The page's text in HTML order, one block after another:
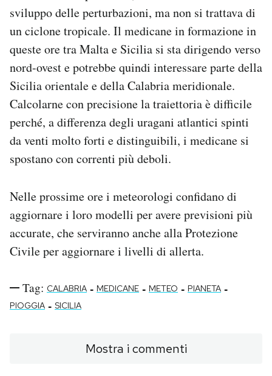
sviluppo delle perturbazioni, ma non si trattava di
un ciclone tropicale. Il medicane in formazione in
queste ore tra Malta e Sicilia si sta dirigendo verso
nord-ovest e potrebbe quindi interessare parte della
Sicilia orientale e della Calabria meridionale.
Calcolarne con precisione la traiettoria è difficile
perché, a differenza degli uragani atlantici spinti
da venti molto forti e distinguibili, i medicane si
spostano con correnti più deboli.
Nelle prossime ore i meteorologi confidano di
aggiornare i loro modelli per avere previsioni più
accurate, che serviranno anche alla Protezione
Civile per aggiornare i livelli di allerta.
Tag: CALABRIA - MEDICANE - METEO - PIANETA -
PIOGGIA - SICILIA
Mostra i commenti